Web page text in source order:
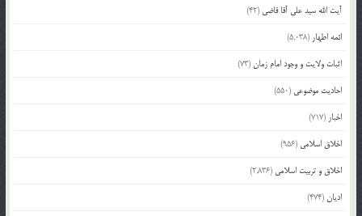
آیت الله سید علی آقا قاضی (42)
ائمه اطهار (5,038)
اثبات ولایت و وجود امام زمان(73)
احادیث موضوعی (550)
اخبار (717)
اخلاق اسلامی (956)
اخلاق و تربیت اسلامی (2,836)
ادیان(474)